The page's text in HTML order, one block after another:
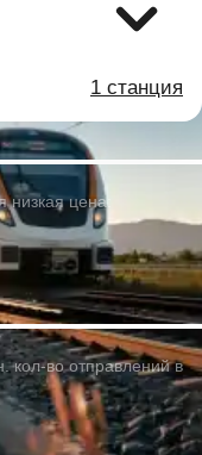
1 станция
низкая цена:
кол-во отправлений в